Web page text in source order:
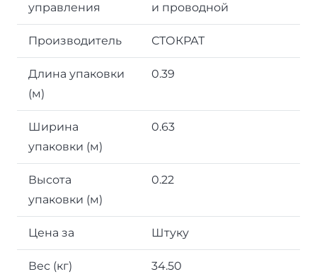
управления
и проводной
Производитель СТОКРАТ
Длина упаковки
(м)
0.39
Ширина
упаковки (м)
0.63
Высота
упаковки (м)
0.22
Цена за Штуку
Вес (кг) 34.50